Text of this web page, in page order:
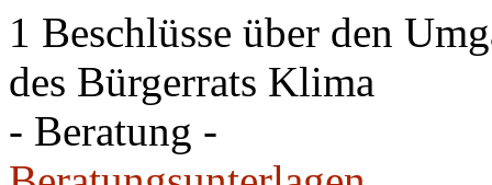
1 Beschlüsse über den
des Bürgerrats Klima
- Beratung -